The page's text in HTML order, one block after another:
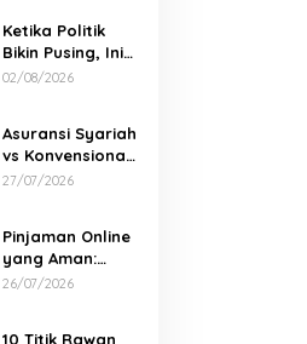
Ketika Politik
Bikin Pusing, Ini
yang Bikin
02/08/2026
Asuransi Syariah
vs Konvensional:
Rahasia Hemat
27/07/2026
Pinjaman Online
yang Aman:
Panduan
26/07/2026
10 Titik Rawan